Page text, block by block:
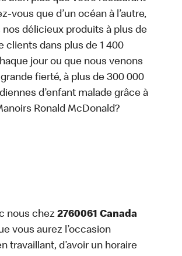
vous que d’un océan à l’autre,
nos délicieux produits à plus de
clients dans plus de 1 400
jour ou que nous venons
fierté, à plus de 300 000
d’enfant malade grâce à
Ronald McDonald?
nous chez2760061 Canada
vous aurez l’occasion
travaillant, d’avoir un horaire